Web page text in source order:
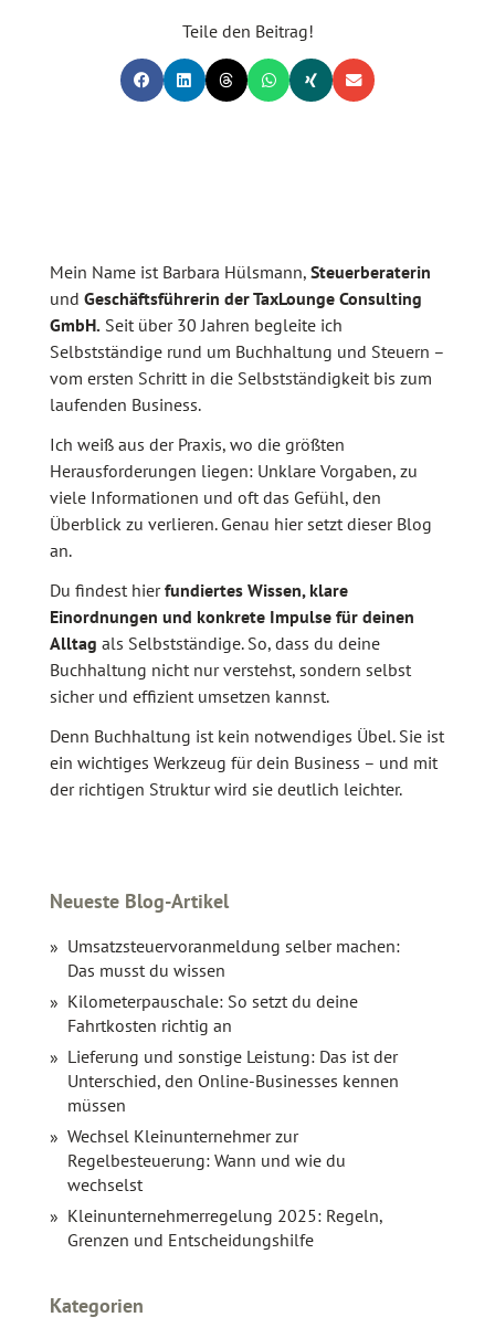
Teile den Beitrag!
Mein Name ist Barbara Hülsmann, Steuerberaterin
und Geschäftsführerin der TaxLounge Consulting
GmbH.Seit über 30 Jahren begleite ich
Selbstständige rund um Buchhaltung und Steuern –
vom ersten Schritt in die Selbstständigkeit bis zum
laufenden Business.
Ich weiß aus der Praxis, wo die größten
Herausforderungen liegen: Unklare Vorgaben, zu
viele Informationen und oft das Gefühl, den
Überblick zu verlieren. Genau hier setzt dieser Blog
an.
Du findest hierfundiertes Wissen, klare
Einordnungen und konkrete Impulse für deinen
Alltag als Selbstständige. So, dass du deine
Buchhaltung nicht nur verstehst, sondern selbst
sicher und effizient umsetzen kannst.
Denn Buchhaltung ist kein notwendiges Übel. Sie ist
ein wichtiges Werkzeug für dein Business – und mit
der richtigen Struktur wird sie deutlich leichter.
Neueste Blog-Artikel
Umsatzsteuervoranmeldung selber machen:
Das musst du wissen
Kilometerpauschale: So setzt du deine
Fahrtkosten richtig an
Lieferung und sonstige Leistung: Das ist der
Unterschied, den Online-Businesses kennen
müssen
Wechsel Kleinunternehmer zur
Regelbesteuerung: Wann und wie du
wechselst
Kleinunternehmerregelung 2025: Regeln,
Grenzen und Entscheidungshilfe
Kategorien